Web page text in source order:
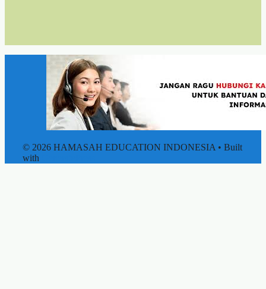
© 2026 HAMASAH EDUCATION INDONESIA • Built
with